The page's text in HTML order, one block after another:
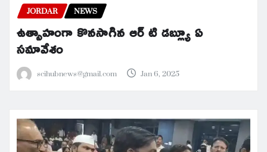
JORDAR NEWS
ఉత్సాహంగా కొనసాగిన ఆర్ టి డబ్ల్యూ ఏ
సమావేశం
scihubnews@gmail.com Jan 6, 2025